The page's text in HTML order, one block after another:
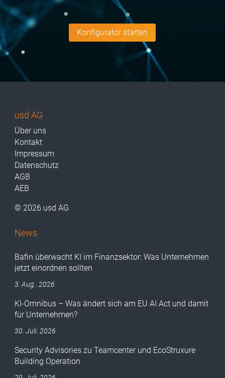
Konfigurator starten
usd AG
Über uns
Kontakt
Impressum
Datenschutz
AGB
AEB
© 2026 usd AG
News
Bafin überwacht KI im Finanzsektor: Was Unternehmen
jetzt einordnen sollten
3. Aug.. 2026
KI-Omnibus – Was ändert sich am EU AI Act und damit
für Unternehmen?
30. Juli. 2026
Security Advisories zu Teamcenter und EcoStruxure
Building Operation